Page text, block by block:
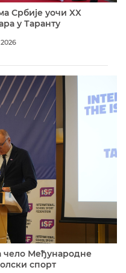
Србије уочи XX
у Таранту
чело Међународне
спорт